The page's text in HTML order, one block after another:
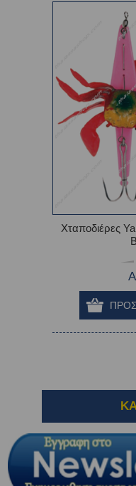
Χταποδιέρες